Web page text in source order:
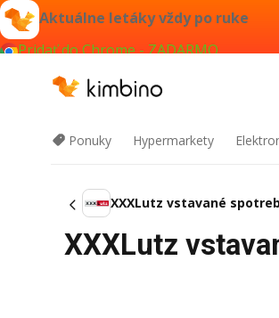
Aktuálne letáky vždy po ruke
Pridať do Chrome - ZADARMO
Ponuky Hypermarkety
XXXLutz vstavané
XXXLutz